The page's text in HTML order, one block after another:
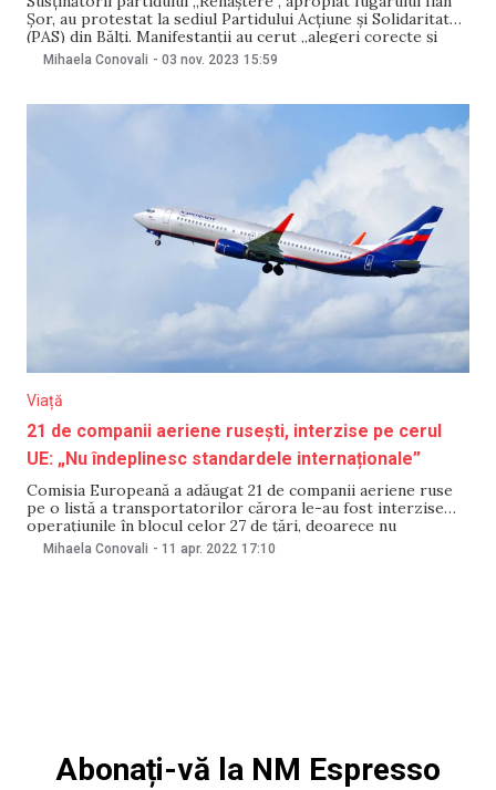
Șor, au protestat la sediul Partidului Acțiune și Solidaritate
(PAS) din Bălți. Manifestanții au cerut „alegeri corecte și
eliberarea deținutului politic Alexandr Nesterovschi”.
partide să facă la
Mihaela Conovali - 03 nov. 2023 15:59
Viață
21 de companii aeriene rusești, interzise pe cerul
UE: „Nu îndeplinesc standardele internaționale”
Comisia Europeană a adăugat 21 de companii aeriene ruse
pe o listă a transportatorilor cărora le-au fost interzise
operațiunile în blocul celor 27 de țări, deoarece nu
îndeplinesc standardele internaționale de siguranță.
„Agenția Federală de Transport Aerian din Rusia a permis
Mihaela Conovali - 11 apr. 2022 17:10
Abonați-vă la NM Espresso